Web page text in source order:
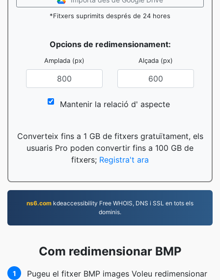
*Fitxers suprimits després de 24 hores
Opcions de redimensionament:
Amplada (px) Alçada (px)
Mantenir la relació d' aspecte
Converteix fins a 1 GB de fitxers gratuïtament, els
usuaris Pro poden convertir fins a 100 GB de
fitxers; Registra't ara
ns6.com kdeaccessibility Free WHOIS, DNS i SSL en tots els
dominis.
Com redimensionar BMP
1
Pugeu el fitxer BMP images Voleu redimensionar